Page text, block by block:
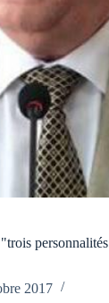
personnalités
2017